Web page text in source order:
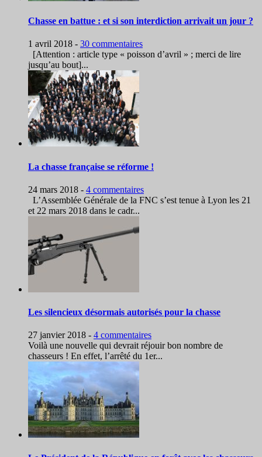
Chasse en battue : et si son interdiction arrivait un jour ?
1 avril 2018 - 30 commentaires
[Attention : article type « poisson d’avril » ; merci de lire
jusqu’au bout]...
La chasse française se réforme !
24 mars 2018 - 4 commentaires
L’Assemblée Générale de la FNC s’est tenue à Lyon les 21
et 22 mars 2018 dans le cadr...
Les silencieux désormais autorisés pour la chasse
27 janvier 2018 - 4 commentaires
Voilà une nouvelle qui devrait réjouir bon nombre de
chasseurs ! En effet, l’arrêté du 1er...